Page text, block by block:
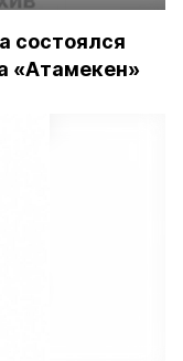
состоялся
«Атамекен»